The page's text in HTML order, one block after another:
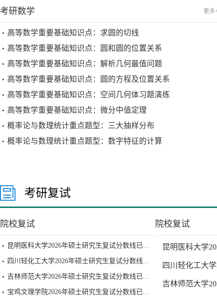
考研数学 更多
高等数学重要基础知识点：求圆的切线
高等数学重要基础知识点：圆和圆的位置关系
高等数学重要基础知识点：解析几何最值问题
高等数学重要基础知识点：圆的方程及位置关系
高等数学重要基础知识点：空间几何体习题演练
高等数学重要基础知识点：微分中值定理
概率论与数理统计重点题型：三大抽样分布
概率论与数理统计重点题型：数字特征的计算
考研复试
院校复试
昆明医科大学2026年硕士研究生复试分数线已公布
四川轻化工大学2026年硕士研究生复试分数线已公布
吉林师范大学2026年硕士研究生复试分数线已公布
宝鸡文理学院2026年硕士研究生复试分数线已公布
院校复试
昆明医科大学
四川轻化工大
吉林师范大学